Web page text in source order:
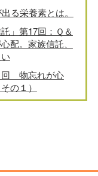
る栄養素とは。
」第17回：Ｑ＆
配。家族信託、
回 物忘れが心
の１）